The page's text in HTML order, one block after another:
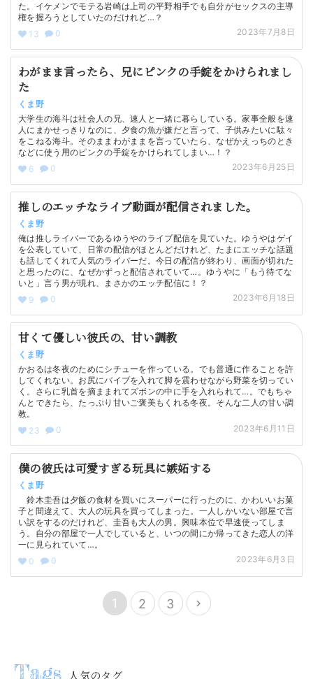
た。イケメンでモテる岩崎は上司の平野相手でも自分がセックスの主導
権を握ろうとしていたのだけれど…？
13
0 2023年7月8日
わがまま言ったら、兄にピンクの手錠をかけられまし
た
くま野
大学生の海斗は社会人の兄、速人と一緒に暮らしている。家事全般を速
人にまかせっきりなのに、夕食の魚が嫌だと言って、子供みたいに駄々
をこねる海斗。そのままわがままを言っていたら、なぜかえっちのとき
などに使う用のピンクの手錠をかけられてしまい…！？
6
0 2023年6月25日
推しのエッチなライブ動画が配信されました。
くま野
俺は推しライバーであるゆうやのライブ配信を見ていた。ゆうやはゲイ
を公表していて、日常の配信がほとんどだけれど、たまにエッチな話題
も話してくれて人気のライバーだ。今日の配信が終わり、画面が切れた
と思ったのに、なぜかずっと配信されていて…。ゆうやに「もう待てな
いと」言う男が現れ、まさかのエッチ配信に！？
9
0 2023年6月18日
甘くて優しい彼氏の、甘い調教
くま野
かおるは冬夜のためにシチューを作っている。でも普通に作ることを許
してくれない。お尻にバイブを入れて脚を震わせながら野菜を切ってい
く。さらに乳首を摘ままれてズボンの中に手を入れられて…。でもちゃ
んとできたら、たっぷり甘いご褒美もくれる冬夜。そんな二人の甘い調
教。
23
0 2023年6月11日
僕の彼氏は可愛すぎる玩具に嫉妬する
くま野
鈴木圭吾は夕飯の食材を買いにスーパーに行ったのに、かわいいお菓
子と間違えて、大人の玩具を買ってしまった。一人しかいない部屋で言
い訳をするのだけれど、圭吾も大人の男。興味本位で早速使ってしま
う。自分の部屋で一人でしていると、いつの間にか帰ってきた恋人の洋
一に見られていて…。
0
0 2023年6月3日
1 2 3
人気のタグ